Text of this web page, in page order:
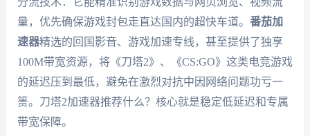
量，优先确保游戏封包走直达国内的超快车道。 番茄加
速器精选的回国影音、游戏加速专线，甚至提供了独享
100M带宽资源，将《刀塔2》、《CS:GO》这类电竞游戏
的延迟压到最低，避免在激烈对抗中因网络问题功亏一
篑。刀塔2加速器推荐什么？核心就是稳定低延迟和专属
带宽保障。